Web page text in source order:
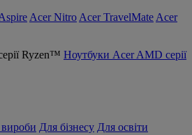
Acer Nitro Acer TravelMate Acer
Ноутбуки Acer AMD серії
вироби Для бізнесу Для освіти